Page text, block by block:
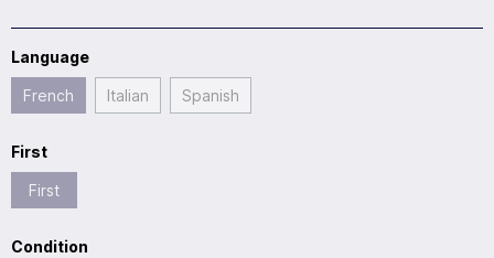
Language
French Italian Spanish
First
First
Condition